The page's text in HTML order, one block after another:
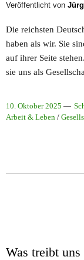
Veröffentlicht von
Die reichsten
haben als wir. Sie
auf ihrer Seite
sie uns als
10. Oktober 2025
Arbeit & Leben /
Was treibt